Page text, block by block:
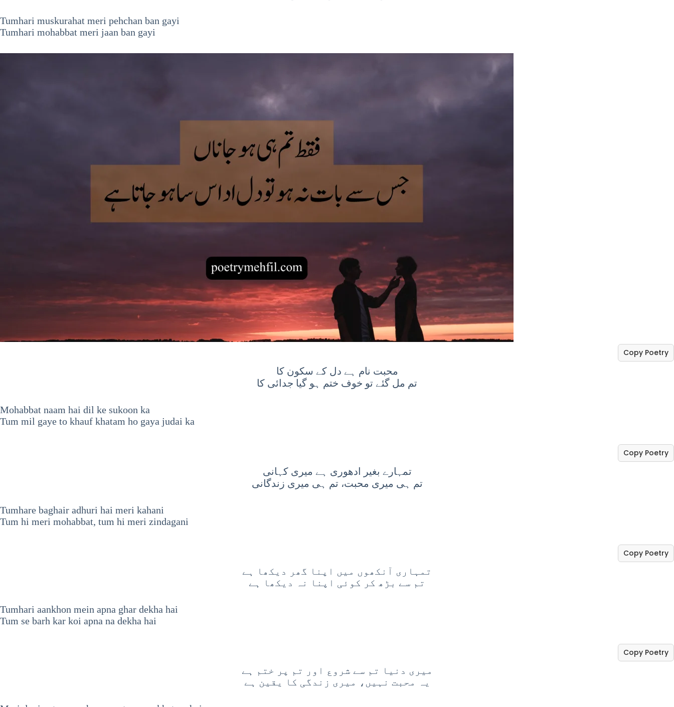
Tumhari muskurahat meri pehchan ban gayi
Tumhari mohabbat meri jaan ban gayi
محبت نام ہے دل کے سکون کا
تم مل گئے تو خوف ختم ہو گیا جدائی کا
Copy Poetry
Mohabbat naam hai dil ke sukoon ka
Tum mil gaye to khauf khatam ho gaya judai ka
تمہارے بغیر ادھوری ہے میری کہانی
تم ہی میری محبت، تم ہی میری زندگانی
Copy Poetry
Tumhare baghair adhuri hai meri kahani
Tum hi meri mohabbat, tum hi meri zindagani
تمہاری آنکھوں میں اپنا گھر دیکھا ہے
تم سے بڑھ کر کوئی اپنا نہ دیکھا ہے
Copy Poetry
Tumhari aankhon mein apna ghar dekha hai
Tum se barh kar koi apna na dekha hai
میری دنیا تم سے شروع اور تم پر ختم ہے
یہ محبت نہیں، میری زندگی کا یقین ہے
Copy Poetry